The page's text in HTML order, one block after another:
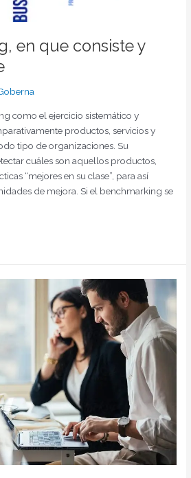
en que consiste y
como el ejercicio sistemático y
productos, servicios y
tipo de organizaciones. Su
cuáles son aquellos productos,
“mejores en su clase”, para así
de mejora. Si el benchmarking se